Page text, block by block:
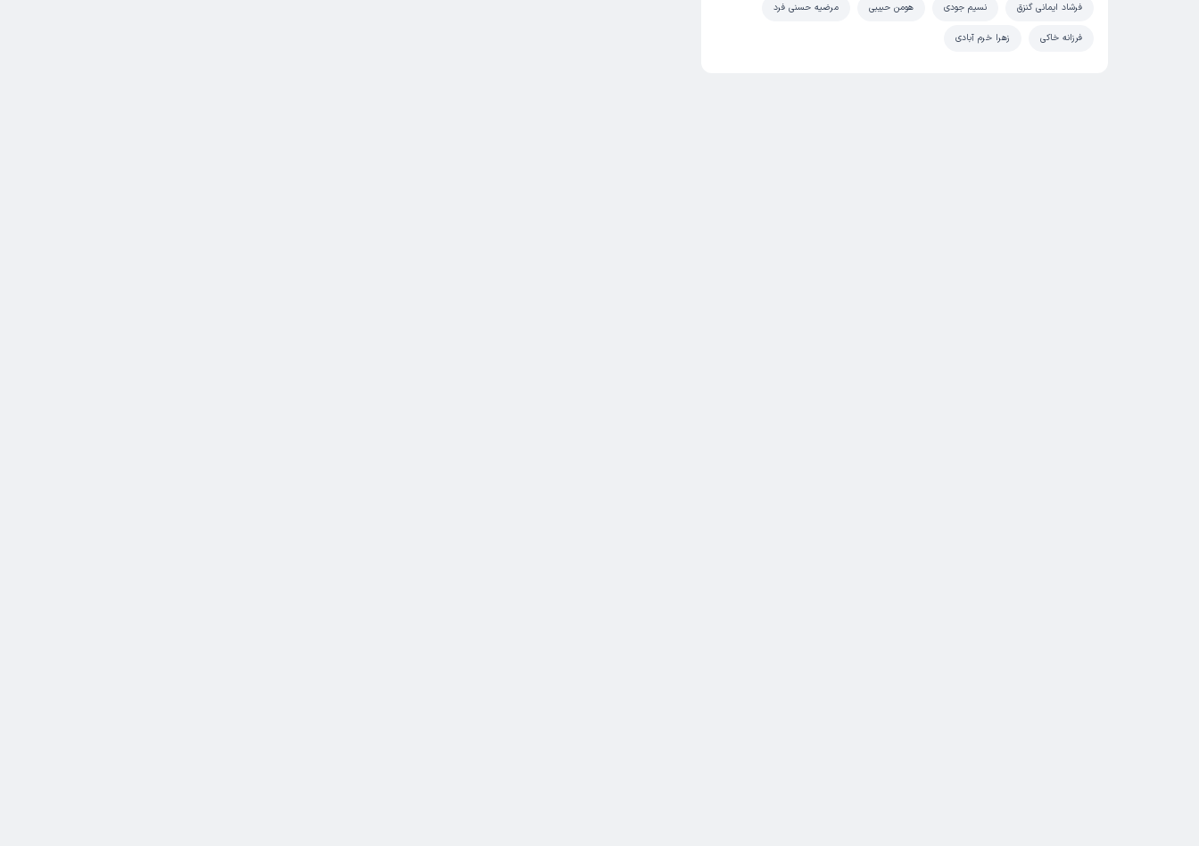
فرشاد ایمانی گنزق نسیم جودی هومن حبیبی مرضیه حسنی فرد
فرزانه خاکی زهرا خرم آبادی